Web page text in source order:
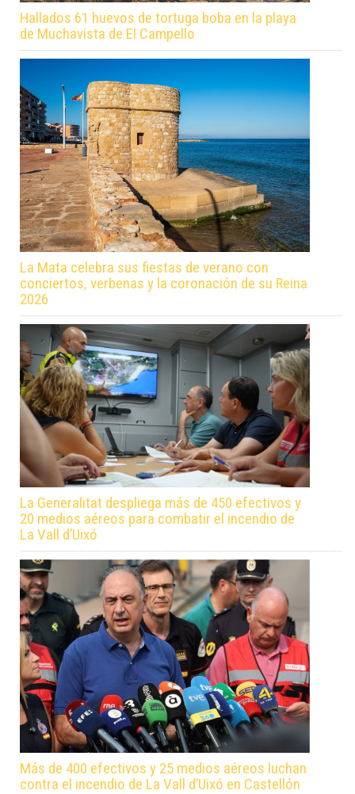
Hallados 61 huevos de tortuga boba en la playa
de Muchavista de El Campello
La Mata celebra sus fiestas de verano con
conciertos, verbenas y la coronación de su Reina
2026
La Generalitat despliega más de 450 efectivos y
20 medios aéreos para combatir el incendio de
La Vall d’Uixó
Más de 400 efectivos y 25 medios aéreos luchan
contra el incendio de La Vall d’Uixó en Castellón